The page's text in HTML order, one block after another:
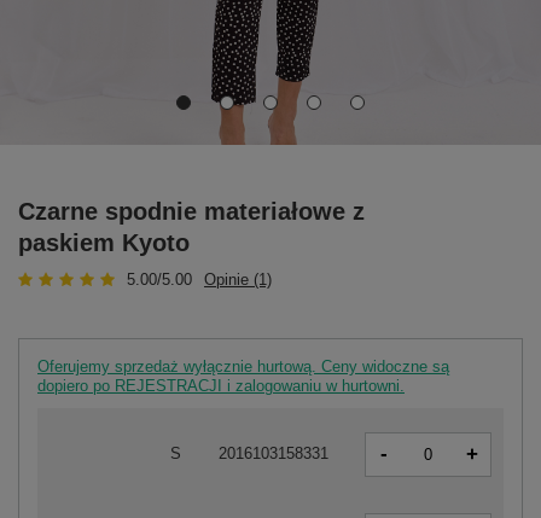
Czarne spodnie materiałowe z
paskiem Kyoto
5.00/5.00 Opinie (1)
Oferujemy sprzedaż wyłącznie hurtową. Ceny widoczne są
dopiero po REJESTRACJI i zalogowaniu w hurtowni.
S 2016103158331 - +